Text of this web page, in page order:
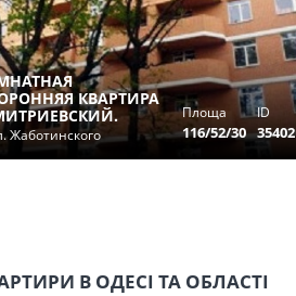
КВАРТИРА
Жаботинского
Площа
116/52/30
ID
35402
В ОДЕСІ ТА ОБЛАСТІ